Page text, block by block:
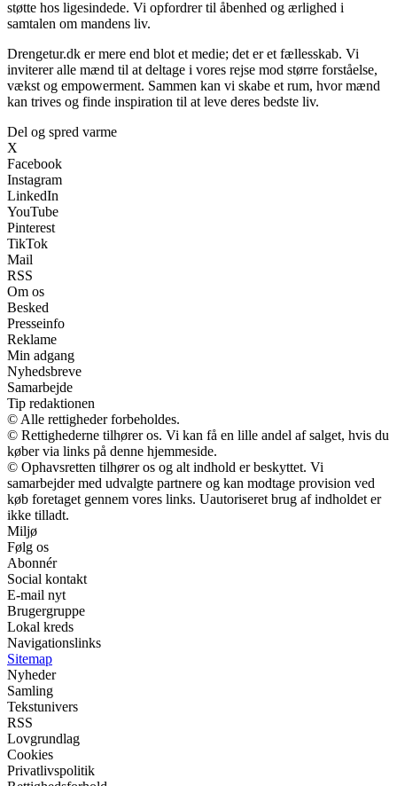
støtte hos ligesindede. Vi opfordrer til åbenhed og ærlighed i
samtalen om mandens liv.
Drengetur.dk er mere end blot et medie; det er et fællesskab. Vi
inviterer alle mænd til at deltage i vores rejse mod større forståelse,
vækst og empowerment. Sammen kan vi skabe et rum, hvor mænd
kan trives og finde inspiration til at leve deres bedste liv.
Del og spred varme
X
Facebook
Instagram
LinkedIn
YouTube
Pinterest
TikTok
Mail
RSS
Om os
Besked
Presseinfo
Reklame
Min adgang
Nyhedsbreve
Samarbejde
Tip redaktionen
© Alle rettigheder forbeholdes.
© Rettighederne tilhører os. Vi kan få en lille andel af salget, hvis du
køber via links på denne hjemmeside.
© Ophavsretten tilhører os og alt indhold er beskyttet. Vi
samarbejder med udvalgte partnere og kan modtage provision ved
køb foretaget gennem vores links. Uautoriseret brug af indholdet er
ikke tilladt.
Miljø
Følg os
Abonnér
Social kontakt
E-mail nyt
Brugergruppe
Lokal kreds
Navigationslinks
Sitemap
Nyheder
Samling
Tekstunivers
RSS
Lovgrundlag
Cookies
Privatlivspolitik